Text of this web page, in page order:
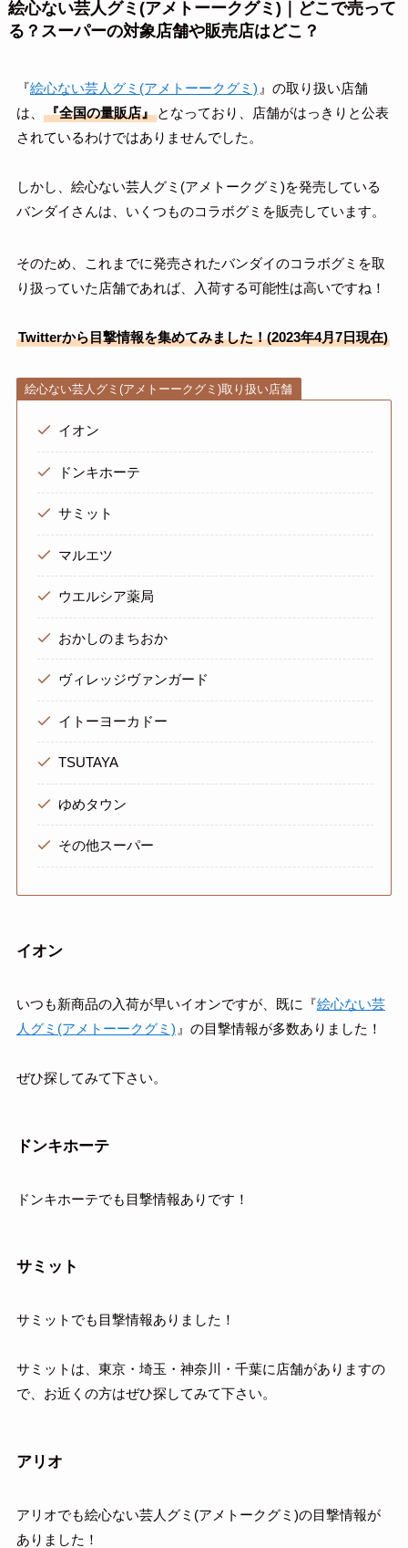
絵心ない芸人グミ(アメトーークグミ)｜どこで売って
る？スーパーの対象店舗や販売店はどこ？
『絵心ない芸人グミ(アメトーークグミ) 』の取り扱い店舗
は、
『全国の量販店』となっており、店舗がはっきりと公表
されているわけではありませんでした。
しかし、絵心ない芸人グミ(アメトークグミ)を発売している
バンダイさんは、いくつものコラボグミを販売しています。
そのため、これまでに発売されたバンダイのコラボグミを取
り扱っていた店舗であれば、入荷する可能性は高いですね！
Twitterから目撃情報を集めてみました！(2023年4月7日現在)
絵心ない芸人グミ(アメトーークグミ)取り扱い店舗
イオン
ドンキホーテ
サミット
マルエツ
ウエルシア薬局
おかしのまちおか
ヴィレッジヴァンガード
イトーヨーカドー
TSUTAYA
ゆめタウン
その他スーパー
イオン
いつも新商品の入荷が早いイオンですが、既に『絵心ない芸
人グミ(アメトーークグミ) 』の目撃情報が多数ありました！
ぜひ探してみて下さい。
ドンキホーテ
ドンキホーテでも目撃情報ありです！
サミット
サミットでも目撃情報ありました！
サミットは、東京・埼玉・神奈川・千葉に店舗がありますの
で、お近くの方はぜひ探してみて下さい。
アリオ
アリオでも絵心ない芸人グミ(アメトークグミ)の目撃情報が
ありました！